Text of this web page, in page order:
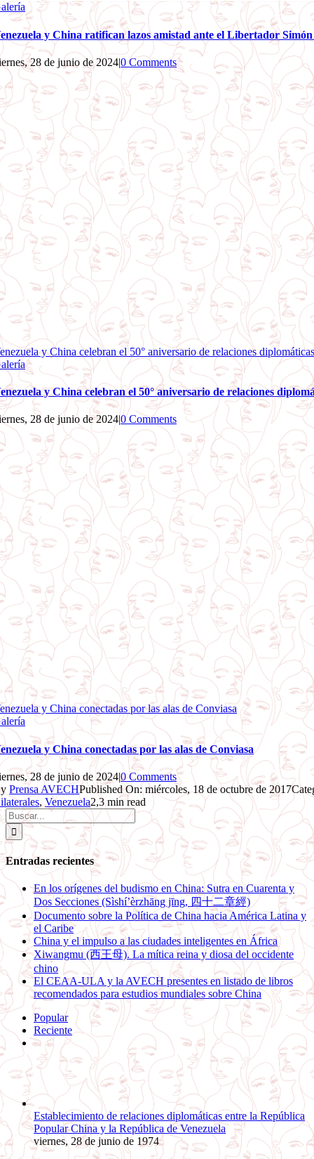
y China ratifican lazos amistad ante el Libertador
28 de junio de 2024|0 Comments
y China celebran el 50° aniversario de relaciones diplomáticas
y China celebran el 50° aniversario de relaciones
28 de junio de 2024|0 Comments
y China conectadas por las alas de Conviasa
y China conectadas por las alas de Conviasa
28 de junio de 2024|0 Comments
Prensa AVECHPublished On: miércoles, 18 de octubre de 2017
, Venezuela2,3 min read
Buscar:
Entradas recientes
En los orígenes del budismo en China: Sutra en Cuarenta y
Dos Secciones (Sìshí’èrzhāng jīng, 四十二章經)
Documento sobre la Política de China hacia América Latina y
el Caribe
China y el impulso a las ciudades inteligentes en África
Xiwangmu (西王母). La mítica reina y diosa del occidente
chino
El CEAA-ULA y la AVECH presentes en listado de libros
recomendados para estudios mundiales sobre China
Popular
Reciente
Comentarios
Establecimiento de relaciones diplomáticas entre la República
Popular China y la República de Venezuela
viernes, 28 de junio de 1974